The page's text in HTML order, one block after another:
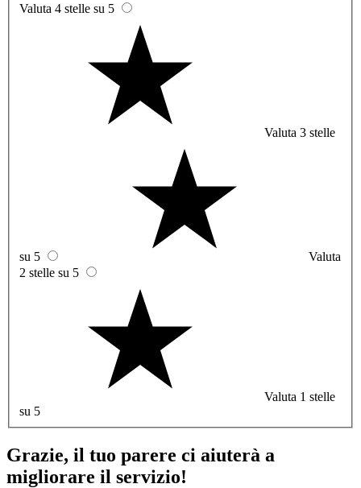
Valuta 4 stelle su 5
Valuta 3 stelle
su 5
Valuta
2 stelle su 5
Valuta 1 stelle
su 5
Grazie, il tuo parere ci aiuterà a
migliorare il servizio!